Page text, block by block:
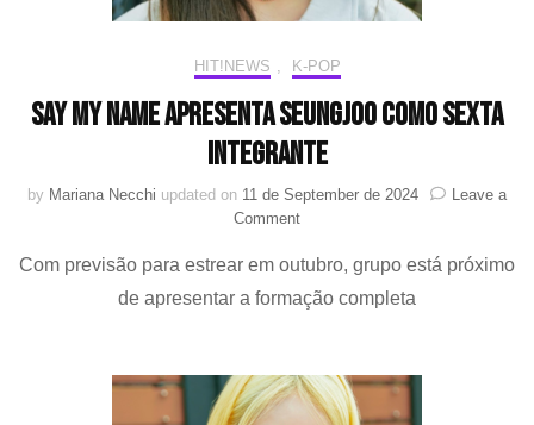
HIT!NEWS K-POP
SAY MY NAME apresenta Seungjoo como sexta
integrante
by Mariana Necchi updated on 11 de September de 2024
Leave a
Commenton
MY
NAME
apresenta
sexta
integrante
Com previsão para estrear em outubro, grupo está próximo
de apresentar a formação completa